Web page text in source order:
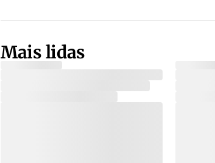
Mais lidas